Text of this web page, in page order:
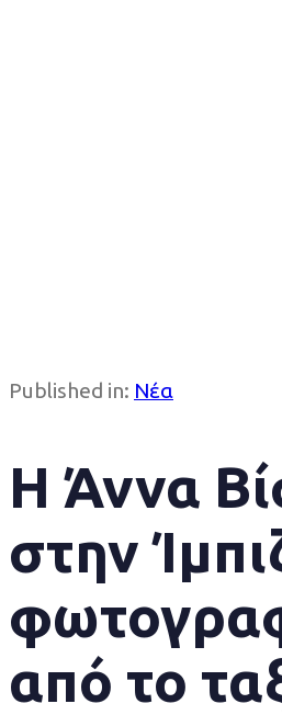
Published in: Νέα
Η Άννα
στην
από το